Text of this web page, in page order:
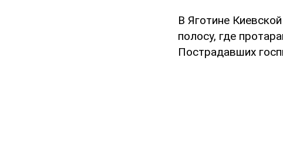
В Яготине
полосу, где
Пострадавших